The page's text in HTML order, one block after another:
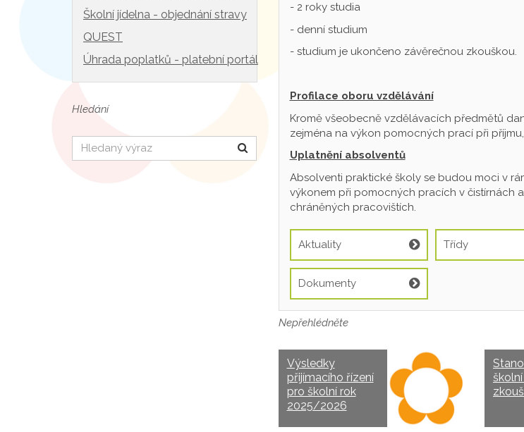
Školní jídelna - objednání stravy
QUEST
Úhrada poplatků - platební portál
Hledání
Hledat
- 2 roky studia
- denní studium
- studium je ukončeno závěrečnou zkouškou.
Profilace oboru vzdělávání
Kromě všeobecně vzdělávacích předmětů
zejména na výkon pomocných prací při
Uplatnění absolventů
Absolventi praktické školy se budou moci v
výkonem při pomocných pracích v čistírnách
chráněných pracovištích.
Aktuality Třídy
Dokumenty
Nepřehlédněte
Výsledky
přijímacího řízení
pro školní rok
2025/2026